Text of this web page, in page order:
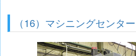
（16）マシニングセンター